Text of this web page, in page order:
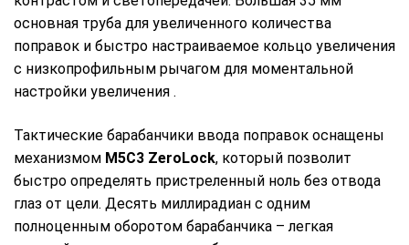
основная труба для увеличенного количества
поправок и быстро настраиваемое кольцо увеличения
с низкопрофильным рычагом для моментальной
настройки увеличения .
Тактические барабанчики ввода поправок оснащены
механизмом M5C3 ZeroLock, который позволит
быстро определять пристреленный ноль без отвода
глаз от цели. Десять миллирадиан с одним
полноценным оборотом барабанчика – легкая